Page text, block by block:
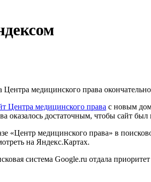
медицинского права
Центра медицинского права с новым
оказалось достаточным, чтобы сайт
«Центр медицинского права» в
на Яндекс.Картах.
система Google.ru отдала